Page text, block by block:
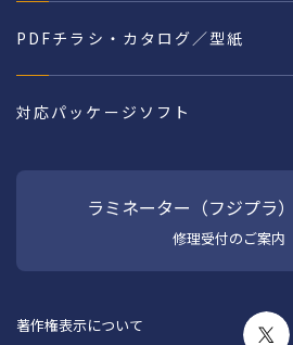
PDFチラシ・カタログ／型紙
対応パッケージソフト
ラミネーター（フジプラ
修理受付のご案内
著作権表示について